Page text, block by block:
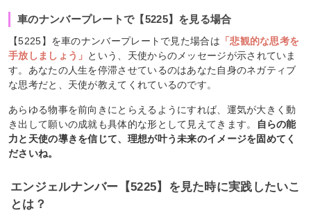
車のナンバープレートで【5225】を見る場合
【5225】を車のナンバープレートで見た場合は 「悲観的な思考を
手放しましょう」 という、天使からのメッセージが示されていま
す。あなたの人生を停滞させているのはあなた自身のネガティブ
な思考だと、天使が教えてくれているのです。
あらゆる物事を前向きにとらえるようにすれば、運気が大きく動
き出して願いの成就も具体的な形として見えてきます。
自らの能
力と天使の導きを信じて、理想が叶う未来のイメージを固めてく
ださいね。
エンジェルナンバー【5225】を見た時に実践したいこ
とは？